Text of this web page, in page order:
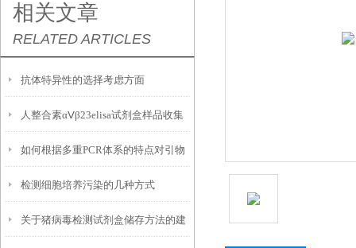
相关文章
RELATED ARTICLES
抗体特异性的选择考虑方面
人整合素αⅤβ23elisa试剂盒样品收集
处理及保存方法和操作注意事项
如何根据多重PCR体系的特点对引物
进行优化设计？
检测细胞培养污染的几种方式
关于猪病毒检测试剂盒储存方法的建